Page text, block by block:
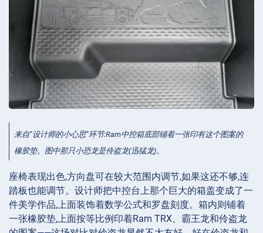
来自”设计师的小心思”环节:Ram中控箱底部铺着一张印有这个图案的
橡胶垫。图中那只小恐龙是伶盗龙(迅猛龙)。
座椅表现出色,方向盘可在较大范围内调节,如果这还不够,连
踏板也能调节。设计师把中控台上那个巨大的箱盖变成了一
件美学作品,上面装饰着数学公式和罗盘刻度。箱内则铺着
一张橡胶垫,上面按等比例印着Ram TRX、霸王龙和伶盗龙